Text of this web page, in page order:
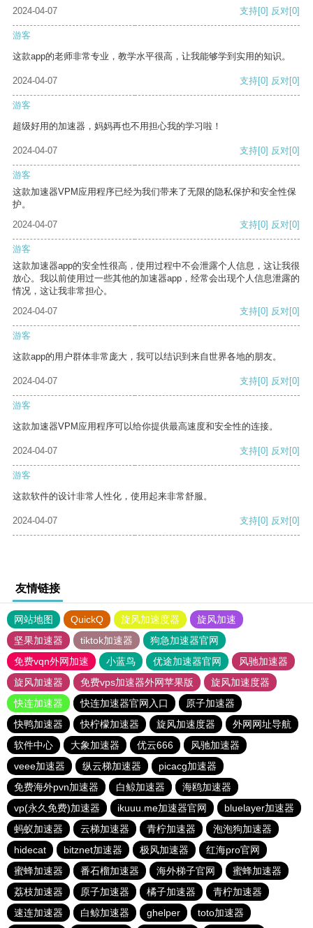
2024-04-07
支持[0] 反对[0]
游客
这款app的老师非常专业，教学水平很高，让我能够学到实用的知识。
2024-04-07 支持[0] 反对[0]
游客
超级好用的加速器，妈妈再也不用担心我的学习啦！
2024-04-07 支持[0] 反对[0]
游客
这款加速器VPM应用程序已经为我们带来了无限的隐私保护和安全性保
护。
2024-04-07
支持[0] 反对[0]
游客
这款加速器app的安全性很高，使用过程中不会泄露个人信息，这让我很
放心。我以前使用过一些其他的加速器app，经常会出现个人信息泄露的
情况，这让我非常担心。
2024-04-07
支持[0] 反对[0]
游客
这款app的用户群体非常庞大，我可以结识到来自世界各地的朋友。
2024-04-07 支持[0] 反对[0]
游客
这款加速器VPM应用程序可以给你提供最高速度和安全性的连接。
2024-04-07 支持[0] 反对[0]
游客
这款软件的设计非常人性化，使用起来非常舒服。
2024-04-07 支持[0] 反对[0]
友情链接
网站地图 QuickQ 旋风加速度器
旋风加速
坚果加速器
tiktok加速器
狗急加速器官网
免费vqn外网加速
小蓝鸟 优途加速器官网
风驰加速器
旋风加速器
免费vps加速器外网苹果版
旋风加速度器
快连加速器
快连加速器官网入口
原子加速器
快鸭加速器
快柠檬加速器 旋风加速度器
外网网址导航
软件中心
大象加速器 优云666
风驰加速器
veee加速器
纵云梯加速器
picacg加速器
免费海外pvn加速器
白鲸加速器
海鸥加速器
vp(永久免费)加速器
ikuuu.me加速器官网
bluelayer加速器
蚂蚁加速器
云梯加速器 青柠加速器
泡泡狗加速器
hidecat
bitznet加速器 极风加速器
红海pro官网
蜜蜂加速器
番石榴加速器 海外梯子官网
蜜蜂加速器
荔枝加速器
原子加速器 橘子加速器
青柠加速器
速连加速器
白鲸加速器 ghelper toto加速器